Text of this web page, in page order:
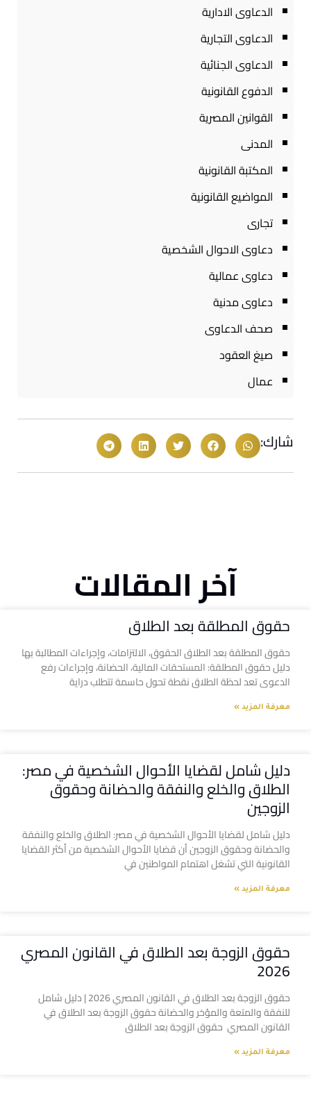
الدعاوى الادارية
الدعاوى التجارية
الدعاوى الجنائية
الدفوع القانونية
القوانين المصرية
المدنى
المكتبة القانونية
المواضيع القانونية
تجارى
دعاوى الاحوال الشخصية
دعاوى عمالية
دعاوى مدنية
صحف الدعاوى
صيغ العقود
عمال
شارك:
آخر المقالات
حقوق المطلقة بعد الطلاق
حقوق المطلقة بعد الطلاق الحقوق، الالتزامات، وإجراءات المطالبة بها
دليل حقوق المطلقة: المستحقات المالية، الحضانة، وإجراءات رفع
الدعوى تعد لحظة الطلاق نقطة تحول حاسمة تتطلب دراية
معرفة المزيد »
دليل شامل لقضايا الأحوال الشخصية في مصر:
الطلاق والخلع والنفقة والحضانة وحقوق
الزوجين
دليل شامل لقضايا الأحوال الشخصية في مصر: الطلاق والخلع والنفقة
والحضانة وحقوق الزوجين أن قضايا الأحوال الشخصية من أكثر القضايا
القانونية التي تشغل اهتمام المواطنين في
معرفة المزيد »
حقوق الزوجة بعد الطلاق في القانون المصري
2026
حقوق الزوجة بعد الطلاق في القانون المصري 2026 | دليل شامل
للنفقة والمتعة والمؤخر والحضانة حقوق الزوجة بعد الطلاق في
القانون المصري حقوق الزوجة بعد الطلاق
معرفة المزيد »